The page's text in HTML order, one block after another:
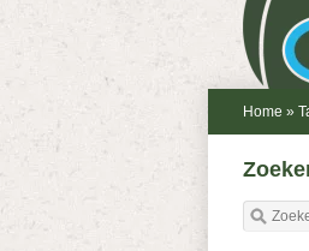
Home »